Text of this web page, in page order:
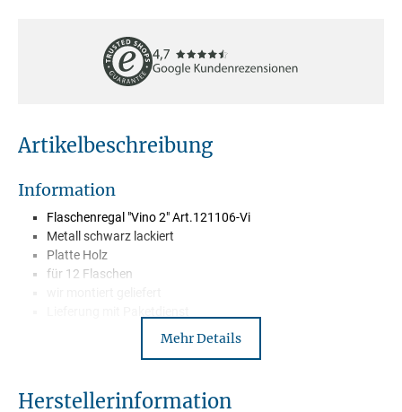
Artikelbeschreibung
Information
Flaschenregal "Vino 2" Art.121106-Vi
Metall schwarz lackiert
Platte Holz
für 12 Flaschen
Mehr Details
Herstellerinformation